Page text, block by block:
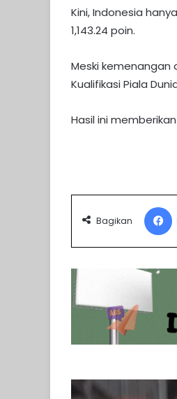
Kini, Indonesia
1,143.24 poin.
Meski kemenangan
Kualifikasi Piala
Hasil ini
Bagikan